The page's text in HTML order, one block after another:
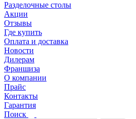
Разделочные столы
Акции
Отзывы
Где купить
Оплата и доставка
Новости
Дилерам
Франшиза
О компании
Прайс
Контакты
Гарантия
Поиск